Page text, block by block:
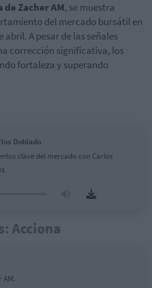
Zacher AM, se muestra
del mercado bursátil en
abril. A pesar de las señales
corrección significativa, los
fortaleza y superando
Doblado
clave del mercado con Carlos
Acciona
AM.